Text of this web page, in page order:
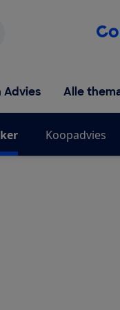
Advies Alle
Koopadvies